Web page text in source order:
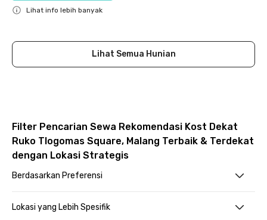
Lihat info lebih banyak
Lihat Semua Hunian
Filter Pencarian Sewa Rekomendasi Kost Dekat
Ruko Tlogomas Square, Malang Terbaik & Terdekat
dengan Lokasi Strategis
Berdasarkan Preferensi
Lokasi yang Lebih Spesifik